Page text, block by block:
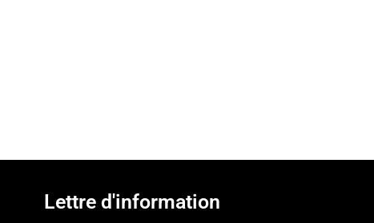
Lettre d'information